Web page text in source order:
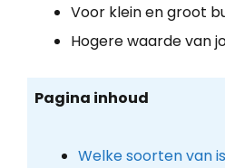
Voor klein en groot
Hogere waarde van
Pagina inhoud
Welke soorten van